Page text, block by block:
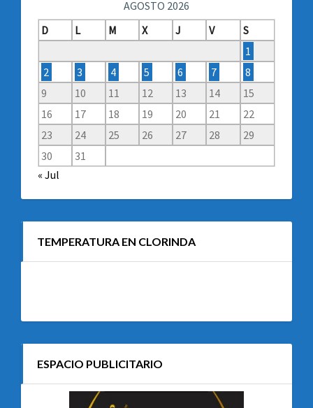
AGOSTO 2026
D
L M X J V
S
1
2
3 4 5 6 7
8
9
10 11 12 13 14
15
16
17 18 19 20 21
22
23
24 25 26 27 28
29
30
31
« Jul
TEMPERATURA EN CLORINDA
ESPACIO PUBLICITARIO